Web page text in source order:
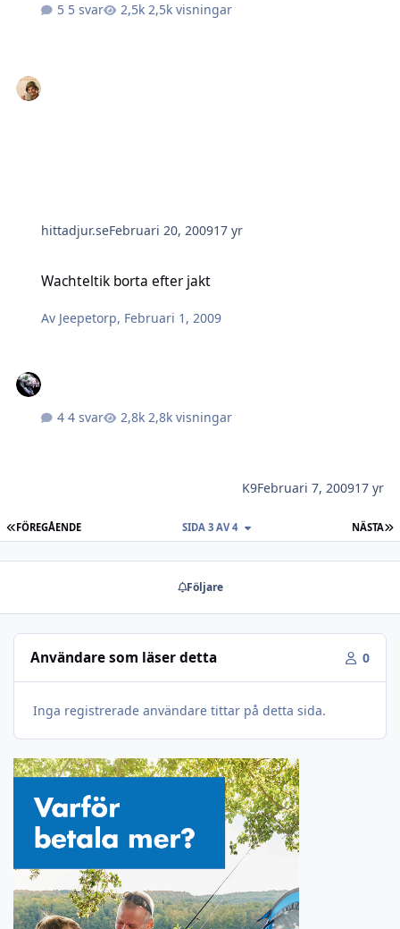
5 svar
2,5k visningar
hittadjur.seFebruari 20, 200917 yr
Wachteltik borta efter jakt
Av Jeepetorp, Februari 1, 2009
4 svar 2,8k visningar
K9Februari 7, 200917 yr
FÖRSTA SIDAN
FÖREGÅENDE NÄSTA
SIDA 3 AV 4
Följare
Användare som läser detta 0
Inga registrerade användare tittar på detta sida.